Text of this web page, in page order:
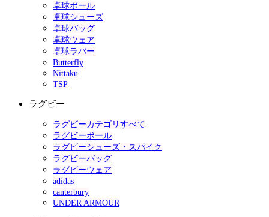
卓球ボール
卓球シューズ
卓球バッグ
卓球ウェア
卓球ラバー
Butterfly
Nittaku
TSP
ラグビー
ラグビーカテゴリすべて
ラグビーボール
ラグビーシューズ・スパイク
ラグビーバッグ
ラグビーウェア
adidas
canterbury
UNDER ARMOUR